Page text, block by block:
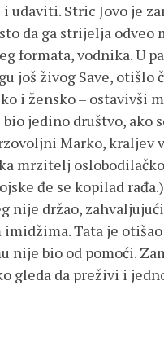
udaviti. Stric Jovo je
da ga strijelja odveo
formata, vodnika. U
još živog Save, otišlo
i žensko – ostavivši
jedino društvo, ako
Marko, kraljev
mrzitelj
đe se kopilad
nije držao, zahvaljujući
Tata je otišao
nije bio od pomoći.
gleda da preživi i